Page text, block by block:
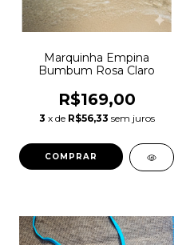
Marquinha Empina
Bumbum Rosa Claro
R$169,00
3 x de R$56,33 sem juros
COMPRAR